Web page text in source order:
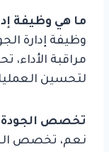
ما هي وظيفة
وظيفة إدارة
مراقبة الأداء،
لتحسين
تخصص
نعم، تخصص